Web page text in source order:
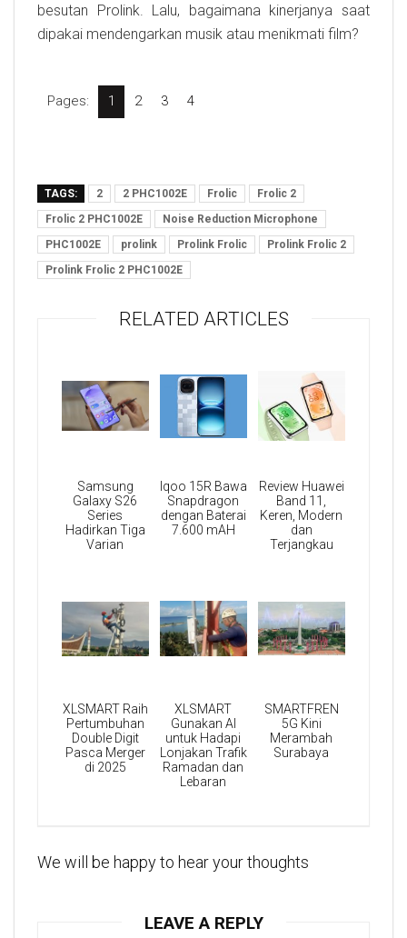
besutan Prolink. Lalu, bagaimana kinerjanya saat
dipakai mendengarkan musik atau menikmati film?
Pages: 1 2 3 4
TAGS: 2 2 PHC1002E Frolic
Frolic 2
Frolic 2 PHC1002E
Noise Reduction Microphone
PHC1002E
prolink Prolink Frolic
Prolink Frolic 2
Prolink Frolic 2 PHC1002E
RELATED ARTICLES
Samsung
Galaxy S26
Series
Hadirkan Tiga
Varian
Iqoo 15R Bawa
Snapdragon
dengan Baterai
7.600 mAH
Review Huawei
Band 11,
Keren, Modern
dan
Terjangkau
XLSMART Raih
Pertumbuhan
Double Digit
Pasca Merger
di 2025
XLSMART
Gunakan AI
untuk Hadapi
Lonjakan Trafik
Ramadan dan
Lebaran
SMARTFREN
5G Kini
Merambah
Surabaya
We will be happy to hear your thoughts
LEAVE A REPLY